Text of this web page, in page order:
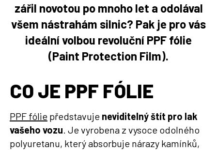
zářil novotou po mnoho let a odolával
všem nástrahám silnic? Pak je pro vás
ideální volbou revoluční PPF fólie
(Paint Protection Film).
CO JE PPF FÓLIE
PPF fólie představuje neviditelný štít pro lak
vašeho vozu. Je vyrobena z vysoce odolného
polyuretanu, který absorbuje nárazy kamínků,